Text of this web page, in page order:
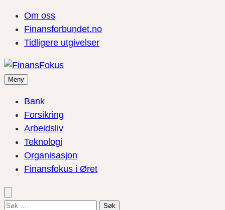
Om oss
Finansforbundet.no
Tidligere utgivelser
Meny
Bank
Forsikring
Arbeidsliv
Teknologi
Organisasjon
Finansfokus i Øret
Søk